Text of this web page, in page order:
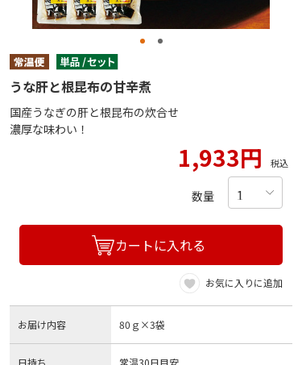
うな肝と根昆布の甘辛煮
国産うなぎの肝と根昆布の炊合せ
濃厚な味わい！
1,933円 税込
数量
カートに入れる
お気に入りに追加
お届け内容 80ｇ×3袋
日持ち 常温30日目安